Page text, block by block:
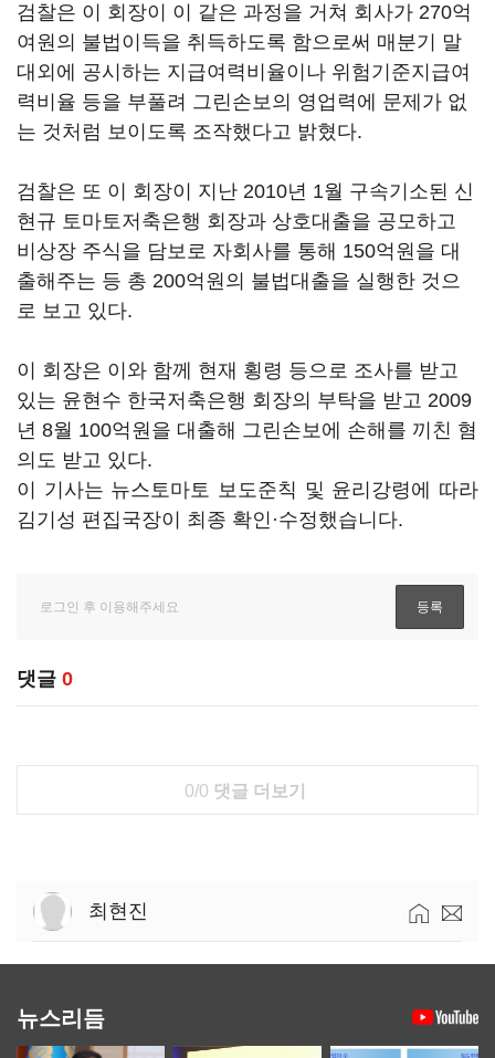
검찰은 이 회장이 이 같은 과정을 거쳐 회사가 270억
여원의 불법이득을 취득하도록 함으로써 매분기 말
대외에 공시하는 지급여력비율이나 위험기준지급여
력비율 등을 부풀려 그린손보의 영업력에 문제가 없
는 것처럼 보이도록 조작했다고 밝혔다.
검찰은 또 이 회장이 지난 2010년 1월 구속기소된 신
현규 토마토저축은행 회장과 상호대출을 공모하고
비상장 주식을 담보로 자회사를 통해 150억원을 대
출해주는 등 총 200억원의 불법대출을 실행한 것으
로 보고 있다.
이 회장은 이와 함께 현재 횡령 등으로 조사를 받고
있는 윤현수 한국저축은행 회장의 부탁을 받고 2009
년 8월 100억원을 대출해 그린손보에 손해를 끼친 혐
의도 받고 있다.
이 기사는 뉴스토마토 보도준칙 및 윤리강령에 따라
김기성 편집국장이 최종 확인·수정했습니다.
댓글 0
0/0 댓글 더보기
최현진
뉴스리듬